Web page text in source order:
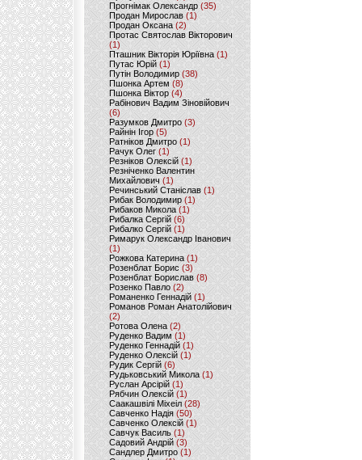
Прогнімак Олександр(35)
Продан Мирослав(1)
Продан Оксана (2)
Протас Святослав Вікторович
(1)
Пташник Вікторія Юріївна (1)
Путас Юрій (1)
Путін Володимир(38)
Пшонка Артем (8)
Пшонка Віктор(4)
Рабінович Вадим Зіновійович
(6)
Разумков Дмитро (3)
Райнін Ігор(5)
Ратніков Дмитро (1)
Рачук Олег (1)
Резніков Олексій(1)
Резніченко Валентин
Михайлович (1)
Речинський Станіслав (1)
Рибак Володимир(1)
Рибаков Микола(1)
Рибалка Сергій (6)
Рибалко Сергій (1)
Римарук Олександр Іванович
(1)
Рожкова Катерина(1)
Розенблат Борис (3)
Розенблат Борислав (8)
Розенко Павло (2)
Романенко Геннадій (1)
Романов Роман Анатолійович
(2)
Ротова Олена(2)
Руденко Вадим (1)
Руденко Геннадій (1)
Руденко Олексій(1)
Рудик Сергій(6)
Рудьковський Микола (1)
Руслан Арсірій(1)
Рябчин Олексій (1)
Саакашвілі Міхеіл(28)
Савченко Надія (50)
Савченко Олексій(1)
Савчук Василь (1)
Садовий Андрій (3)
Сандлер Дмитро(1)